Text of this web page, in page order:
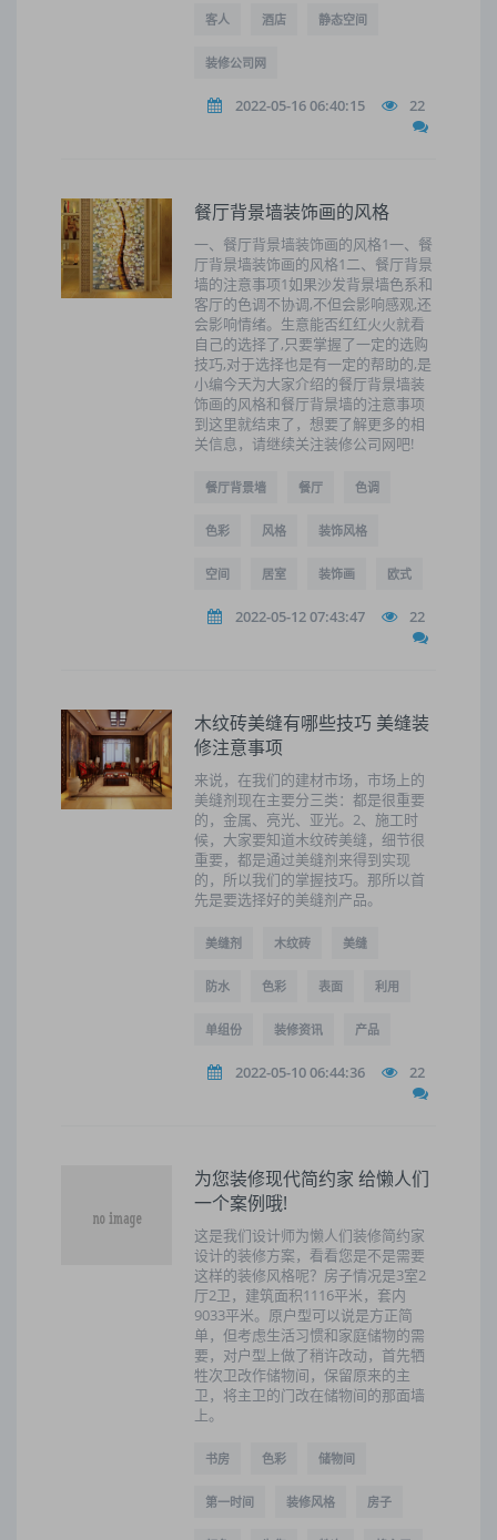
客人 酒店 静态空间
装修公司网
2022-05-16 06:40:15 22
餐厅背景墙装饰画的风格
一、餐厅背景墙装饰画的风格1一、餐
厅背景墙装饰画的风格1二、餐厅背景
墙的注意事项1如果沙发背景墙色系和
客厅的色调不协调,不但会影响感观,还
会影响情绪。生意能否红红火火就看
自己的选择了,只要掌握了一定的选购
技巧,对于选择也是有一定的帮助的,是
小编今天为大家介绍的餐厅背景墙装
饰画的风格和餐厅背景墙的注意事项
到这里就结束了，想要了解更多的相
关信息，请继续关注装修公司网吧!
餐厅背景墙 餐厅 色调
色彩 风格 装饰风格
空间 居室 装饰画 欧式
2022-05-12 07:43:47 22
木纹砖美缝有哪些技巧 美缝装
修注意事项
来说，在我们的建材市场，市场上的
美缝剂现在主要分三类：都是很重要
的，金属、亮光、亚光。2、施工时
候，大家要知道木纹砖美缝，细节很
重要，都是通过美缝剂来得到实现
的，所以我们的掌握技巧。那所以首
先是要选择好的美缝剂产品。
美缝剂 木纹砖 美缝
防水 色彩 表面 利用
单组份 装修资讯 产品
2022-05-10 06:44:36 22
为您装修现代简约家 给懒人们
一个案例哦!
这是我们设计师为懒人们装修简约家
设计的装修方案，看看您是不是需要
这样的装修风格呢？房子情况是3室2
厅2卫，建筑面积1116平米，套内
9033平米。原户型可以说是方正简
单，但考虑生活习惯和家庭储物的需
要，对户型上做了稍许改动，首先牺
牲次卫改作储物间，保留原来的主
卫，将主卫的门改在储物间的那面墙
上。
书房 色彩 储物间
第一时间 装修风格 房子